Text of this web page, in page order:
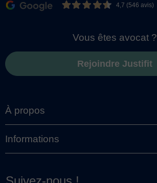
4,7 (546 avis)
Vous êtes avocat ?
Rejoindre Justifit
À propos
Informations